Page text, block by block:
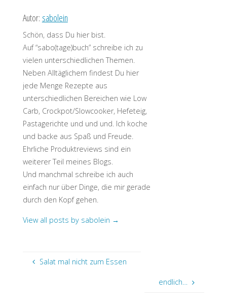
Autor: sabolein
Schön, dass Du hier bist.
Auf “sabo(tage)buch” schreibe ich zu
vielen unterschiedlichen Themen.
Neben Alltäglichem findest Du hier
jede Menge Rezepte aus
unterschiedlichen Bereichen wie Low
Carb, Crockpot/Slowcooker, Hefeteig,
Pastagerichte und und und. Ich koche
und backe aus Spaß und Freude.
Ehrliche Produktreviews sind ein
weiterer Teil meines Blogs.
Und manchmal schreibe ich auch
einfach nur über Dinge, die mir gerade
durch den Kopf gehen.
View all posts by sabolein →
Salat mal nicht zum Essen
endlich…